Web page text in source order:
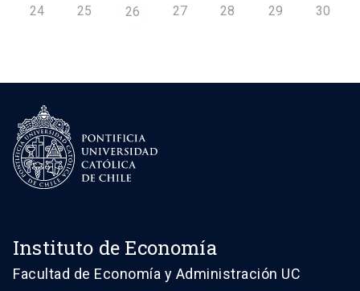
24 25 26 27 28 29 30
Instituto de Economía
Facultad de Economía y Administración UC